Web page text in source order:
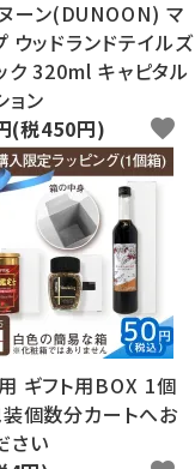
ーン(DUNOON) マ
ウッドランドテイルズ
ク 320ml キャピタル
ョン
(税450円)
favorite
ギフト用BOX 1個
個数分カートへお
さい